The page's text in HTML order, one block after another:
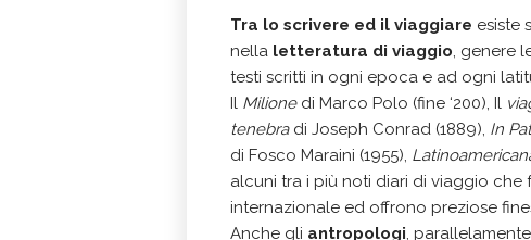
Tra lo scrivere ed il viaggiare esiste
nella letteratura di viaggio, genere
testi scritti in ogni epoca e ad ogni
Il Milionedi Marco Polo (fine ‘200), Il
tenebradi Joseph Conrad (1889), In
di Fosco Maraini (1955),
alcuni tra i più noti diari di viaggio
internazionale ed offrono preziose
Anche gli antropologi,